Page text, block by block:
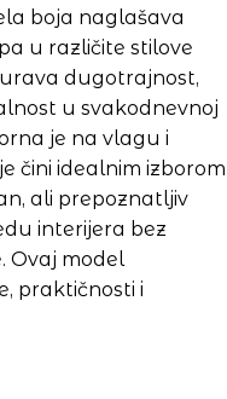
boja naglašava
u različite stilove
dugotrajnost,
u svakodnevnoj
je na vlagu i
čini idealnim izborom
ali prepoznatljiv
interijera bez
Ovaj model
praktičnosti i